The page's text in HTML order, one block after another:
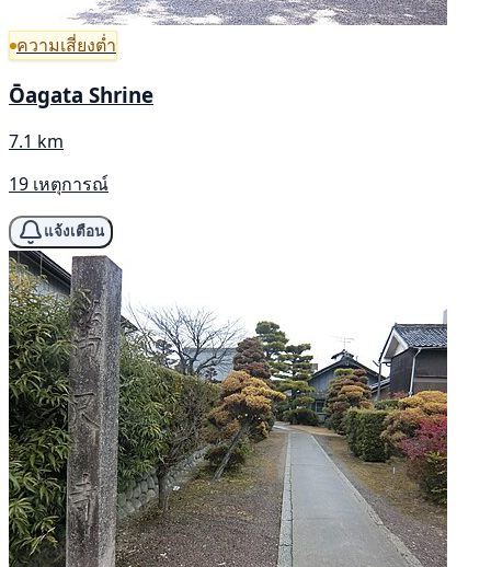
ความเสี่ยงต่ำ
Ōagata Shrine
7.1 km
19 เหตุการณ์
แจ้งเตือน